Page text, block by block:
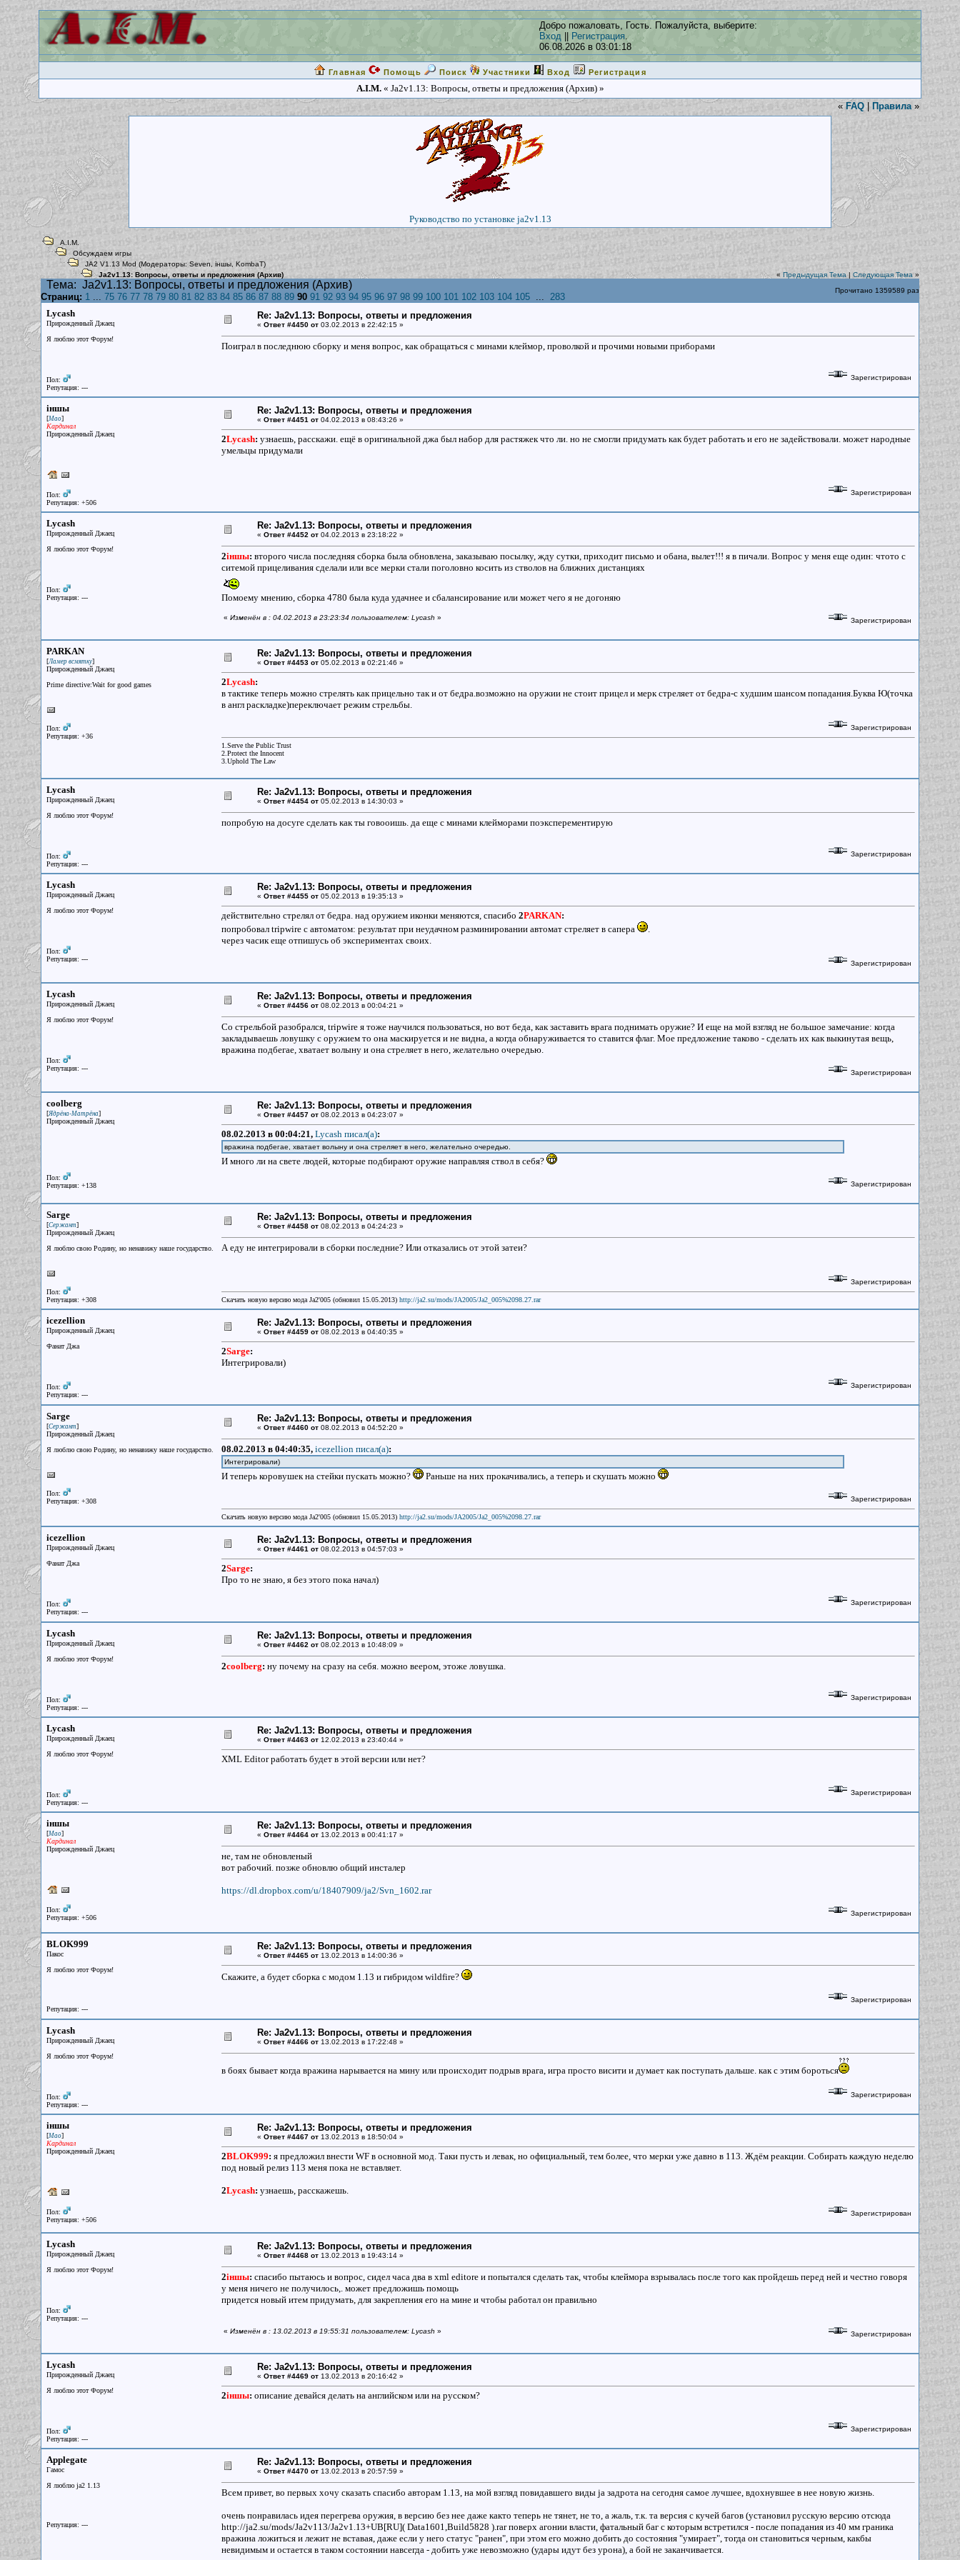
Добро пожаловать, Гость. Пожалуйста, выберите:
Вход
Регистрация.
06.08.2026 в 03:01:18
Главная Помощь Поиск Участники Вход Регистрация
A.I.M.« Ja2v1.13: Вопросы, ответы и предложения (Архив) »
« FAQ | Правила »
Руководство по установке ja2v1.13
A.I.M.
Обсуждаем игры
JA2 V1.13 Mod (Модераторы: Seven, iншы KombaT)
Ja2v1.13: Вопросы, ответы и предложения (Архив)
« Предыдущая Тема | Следующая Тема»
Тема: Ja2v1.13: Вопросы, ответы и предложения (Архив)
Страниц: 1 ... 75 76 77 78 79 80 81 82 83 84 85 86 87 88 89 90 91 92 93 94 95 96 97 98 99 100 101 102 103 104 105 ... 283
Прочитано 1359589 раз
Lycash
Прирожденный Джаец
Я люблю этот Форум!
Пол:
Репутация: ---
Re: Ja2v1.13: Вопросы, ответы и предложения
« Ответ #4450 от 03.02.2013 в 22:42:15 »
Поиграл в последнюю сборку и меня вопрос, как обращаться с минами клеймор, проволкой и прочими новыми приборами
Зарегистрирован
iншы
[Мао]
Кардинал
Прирожденный Джаец
Пол:
Репутация: +506
Re: Ja2v1.13: Вопросы, ответы и предложения
« Ответ #4451 от 04.02.2013 в 08:43:26 »
2Lycash: узнаешь, расскажи. ещё в оригинальной джа был набор для растяжек что ли. но не смогли придумать как будет работать и его не задействовали. может народные
умельцы придумали
Зарегистрирован
Lycash
Прирожденный Джаец
Я люблю этот Форум!
Пол:
Репутация: ---
Re: Ja2v1.13: Вопросы, ответы и предложения
« Ответ #4452 от 04.02.2013 в 23:18:22 »
2iншы: второго числа последняя сборка была обновлена, заказываю посылку, жду сутки, приходит письмо и обана, вылет!!! я в пичали. Вопрос у меня еще один: чтото с
ситемой прицеливания сделали или все мерки стали поголовно косить из стволов на ближних дистанциях
Помоему мнению, сборка 4780 была куда удачнее и сбалансирование или может чего я не догоняю
« Изменён в : 04.02.2013 в 23:23:34 пользователем: Lycash » Зарегистрирован
PARKAN
[Ламер всмятку]
Прирожденный Джаец
Prime directive:Wait for good games
Пол:
Репутация: +36
Re: Ja2v1.13: Вопросы, ответы и предложения
« Ответ #4453 от 05.02.2013 в 02:21:46 »
2Lycash:
в тактике теперь можно стрелять как прицельно так и от бедра.возможно на оружии не стоит прицел и мерк стреляет от бедра-с худшим шансом попадания.Буква Ю(точка
в англ раскладке)переключает режим стрельбы.
Зарегистрирован
1.Serve the Public Trust
2.Protect the Innocent
3.Uphold The Law
Lycash
Прирожденный Джаец
Я люблю этот Форум!
Пол:
Репутация: ---
Re: Ja2v1.13: Вопросы, ответы и предложения
« Ответ #4454 от 05.02.2013 в 14:30:03 »
попробую на досуге сделать как ты говооишь. да еще с минами клейморами поэксперементирую
Зарегистрирован
Lycash
Прирожденный Джаец
Я люблю этот Форум!
Пол:
Репутация: ---
Re: Ja2v1.13: Вопросы, ответы и предложения
« Ответ #4455 от 05.02.2013 в 19:35:13 »
действительно стрелял от бедра. над оружием иконки меняются, спасибо 2PARKAN:
попробовал tripwire с автоматом: результат при неудачном разминировании автомат стреляет в сапера
.
через часик еще отпишусь об экспериментах своих.
Зарегистрирован
Lycash
Прирожденный Джаец
Я люблю этот Форум!
Пол:
Репутация: ---
Re: Ja2v1.13: Вопросы, ответы и предложения
« Ответ #4456 от 08.02.2013 в 00:04:21 »
Со стрельбой разобрался, tripwire я тоже научился пользоваться, но вот беда, как заставить врага поднимать оружие? И еще на мой взгляд не большое замечание: когда
закладываешь ловушку с оружием то она маскируется и не видна, а когда обнаруживается то ставится флаг. Мое предложение таково - сделать их как выкинутая вещь,
вражина подбегае, хватает волыну и она стреляет в него, желательно очередью.
Зарегистрирован
coolberg
[Ядрёна-Матрёна]
Прирожденный Джаец
Пол:
Репутация: +138
Re: Ja2v1.13: Вопросы, ответы и предложения
« Ответ #4457 от 08.02.2013 в 04:23:07 »
08.02.2013 в 00:04:21, Lycash писал(a):
вражина подбегае, хватает волыну и она стреляет в него, желательно очередью.
И много ли на свете людей, которые подбирают оружие направляя ствол в себя?
Зарегистрирован
Sarge
[Сержант]
Прирожденный Джаец
Я люблю свою Родину, но ненавижу наше государство.
Пол:
Репутация: +308
Re: Ja2v1.13: Вопросы, ответы и предложения
« Ответ #4458 от 08.02.2013 в 04:24:23 »
А еду не интегрировали в сборки последние? Или отказались от этой затеи?
Зарегистрирован
Скачать новую версию мода Ja2'005 (обновил 15.05.2013) http://ja2.su/mods/JA2005/Ja2_005%2098.27.rar
icezellion
Прирожденный Джаец
Фанат Джа
Пол:
Репутация: ---
Re: Ja2v1.13: Вопросы, ответы и предложения
« Ответ #4459 от 08.02.2013 в 04:40:35 »
2Sarge:
Интегрировали)
Зарегистрирован
Sarge
[Сержант]
Прирожденный Джаец
Я люблю свою Родину, но ненавижу наше государство.
Пол:
Репутация: +308
Re: Ja2v1.13: Вопросы, ответы и предложения
« Ответ #4460 от 08.02.2013 в 04:52:20 »
08.02.2013 в 04:40:35, icezellion писал(a):
Интегрировали)
И теперь коровушек на стейки пускать можно? Раньше на них прокачивались, а теперь и скушать можно
Зарегистрирован
Скачать новую версию мода Ja2'005 (обновил 15.05.2013) http://ja2.su/mods/JA2005/Ja2_005%2098.27.rar
icezellion
Прирожденный Джаец
Фанат Джа
Пол:
Репутация: ---
Re: Ja2v1.13: Вопросы, ответы и предложения
« Ответ #4461 от 08.02.2013 в 04:57:03 »
2Sarge:
Про то не знаю, я без этого пока начал)
Зарегистрирован
Lycash
Прирожденный Джаец
Я люблю этот Форум!
Пол:
Репутация: ---
Re: Ja2v1.13: Вопросы, ответы и предложения
« Ответ #4462 от 08.02.2013 в 10:48:09 »
2coolberg: ну почему на сразу на себя. можно веером, этоже ловушка.
Зарегистрирован
Lycash
Прирожденный Джаец
Я люблю этот Форум!
Пол:
Репутация: ---
Re: Ja2v1.13: Вопросы, ответы и предложения
« Ответ #4463 от 12.02.2013 в 23:40:44 »
XML Editor работать будет в этой версии или нет?
Зарегистрирован
iншы
[Мао]
Кардинал
Прирожденный Джаец
Пол:
Репутация: +506
Re: Ja2v1.13: Вопросы, ответы и предложения
« Ответ #4464 от 13.02.2013 в 00:41:17 »
не, там не обновленый
вот рабочий. позже обновлю общий инсталер
https://dl.dropbox.com/u/18407909/ja2/Svn_1602.rar
Зарегистрирован
BLOK999
Пакос
Я люблю этот Форум!
Репутация: ---
Re: Ja2v1.13: Вопросы, ответы и предложения
« Ответ #4465 от 13.02.2013 в 14:00:36 »
Скажите, а будет сборка с модом 1.13 и гибридом wildfire?
Зарегистрирован
Lycash
Прирожденный Джаец
Я люблю этот Форум!
Пол:
Репутация: ---
Re: Ja2v1.13: Вопросы, ответы и предложения
« Ответ #4466 от 13.02.2013 в 17:22:48 »
в боях бывает когда вражина нарывается на мину или происходит подрыв врага, игра просто висити и думает как поступать дальше. как с этим бороться
Зарегистрирован
iншы
[Мао]
Кардинал
Прирожденный Джаец
Пол:
Репутация: +506
Re: Ja2v1.13: Вопросы, ответы и предложения
« Ответ #4467 от 13.02.2013 в 18:50:04 »
2BLOK999: я предложил внести WF в основной мод. Таки пусть и левак, но официальный, тем более, что мерки уже давно в 113. Ждём реакции. Собирать каждую неделю
под новый релиз 113 меня пока не вставляет.
2Lycash: узнаешь, расскажешь.
Зарегистрирован
Lycash
Прирожденный Джаец
Я люблю этот Форум!
Пол:
Репутация: ---
Re: Ja2v1.13: Вопросы, ответы и предложения
« Ответ #4468 от 13.02.2013 в 19:43:14 »
2iншы: спасибо пытаюсь и вопрос, сидел часа два в xml editore и попытался сделать так, чтобы клеймора взрывалась после того как пройдешь перед ней и честно говоря
у меня ничего не получилось,. может предложишь помощь
придется новый итем придумать, для закрепления его на мине и чтобы работал он правильно
« Изменён в : 13.02.2013 в 19:55:31 пользователем: Lycash » Зарегистрирован
Lycash
Прирожденный Джаец
Я люблю этот Форум!
Пол:
Репутация: ---
Re: Ja2v1.13: Вопросы, ответы и предложения
« Ответ #4469 от 13.02.2013 в 20:16:42 »
2iншы: описание девайся делать на английском или на русском?
Зарегистрирован
Applegate
Гамос
Я люблю ja2 1.13
Репутация: ---
Re: Ja2v1.13: Вопросы, ответы и предложения
« Ответ #4470 от 13.02.2013 в 20:57:59 »
Всем привет, во первых хочу сказать спасибо авторам 1.13, на мой взгляд повидавшего виды ja задрота на сегодня самое лучшее, вдохнувшее в нее новую жизнь.
очень понравилась идея перегрева оружия, в версию без нее даже както теперь не тянет, не то, а жаль, т.к. та версия с кучей багов (установил русскую версию отсюда
http://ja2.su/mods/Ja2v113/Ja2v1.13+UB[RU]( Data1601,Build5828 ).rar поверх агонии власти, фатальный баг с которым встретился - после попадания из 40 мм граника
вражина ложиться и лежит не вставая, даже если у него статус "ранен", при этом его можно добить до состояния "умирает", тогда он становиться черным, какбы
невидимым и остается в таком состоянии навсегда - добить уже невозможно (удары идут без урона), а бой не заканчивается.